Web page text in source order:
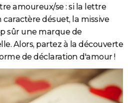
amoureux/se : si la lettre
désuet, la missive
sûr une marque de
Alors, partez à la découverte
de déclaration d'amour !